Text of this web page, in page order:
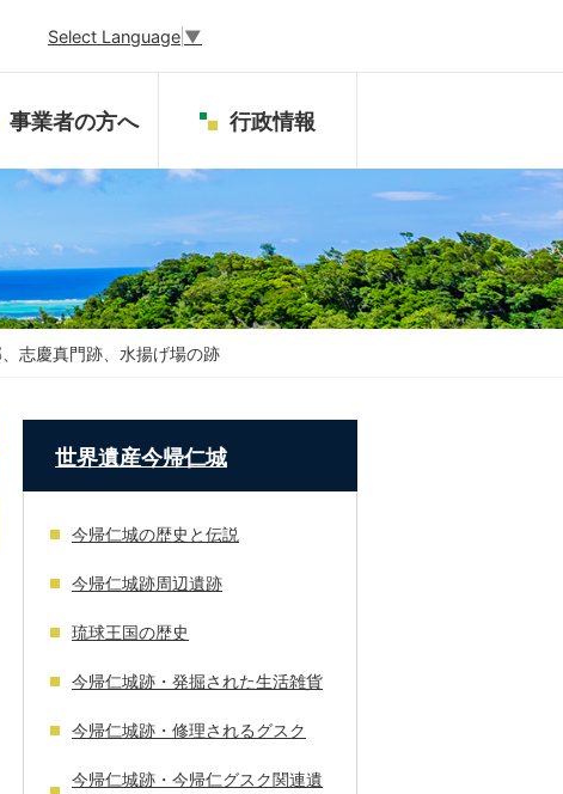
Select Language ▼
事業者の方へ 行政情報
志慶真門跡、水揚げ場の跡
世界遺産今帰仁城
今帰仁城の歴史と伝説
今帰仁城跡周辺遺跡
琉球王国の歴史
今帰仁城跡・発掘された生活雑貨
今帰仁城跡・修理されるグスク
今帰仁城跡・今帰仁グスク関連遺